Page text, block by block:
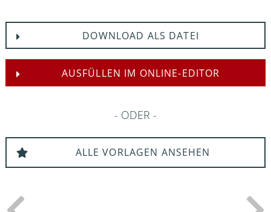
DOWNLOAD ALS DATEI
AUSFÜLLEN IM ONLINE-EDITOR
ODER
ALLE VORLAGEN ANSEHEN